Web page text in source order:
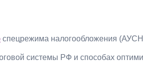
спецрежима налогообложения
системы РФ и способах